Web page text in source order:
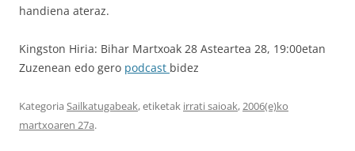
handiena ateraz.
Kingston Hiria: Bihar Martxoak 28 Asteartea 28, 19:00etan
Zuzenean edo gero podcast bidez
Kategoria Sailkatugabeak, etiketak irrati saioak,2006(e)ko
martxoaren 27a.